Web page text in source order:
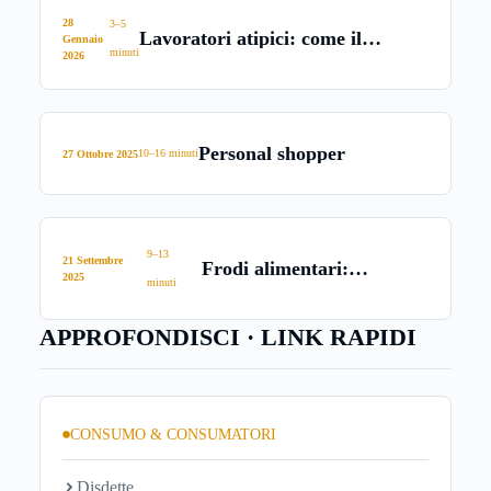
28
Gennaio
2026
3–5
minuti
Lavoratori atipici: come il
27 Ottobre 202510–16 minutiPersonal shopper
21 Settembre
2025
9–13
minuti
Frodi alimentari:
APPROFONDISCI · LINK RAPIDI
CONSUMO & CONSUMATORI
Disdette